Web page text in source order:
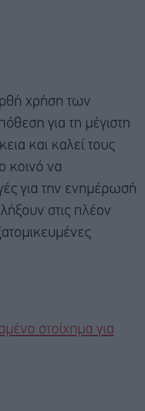
χρήση των
για τη μέγιστη
και καλεί τους
κοινό να
για την ενημέρωσή
στις πλέον
στοίχημα για